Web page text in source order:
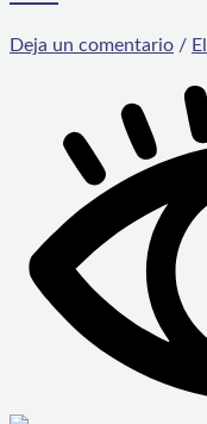
Deja un comentario /